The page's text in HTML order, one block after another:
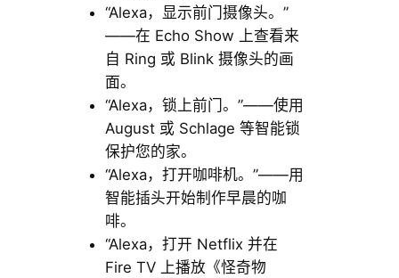
“Alexa，显示前门摄像头。”
——在 Echo Show 上查看来
自 Ring 或 Blink 摄像头的画
面。
“Alexa，锁上前门。”——使用
August 或 Schlage 等智能锁
保护您的家。
“Alexa，打开咖啡机。”——用
智能插头开始制作早晨的咖
啡。
“Alexa，打开 Netflix 并在
Fire TV 上播放《怪奇物